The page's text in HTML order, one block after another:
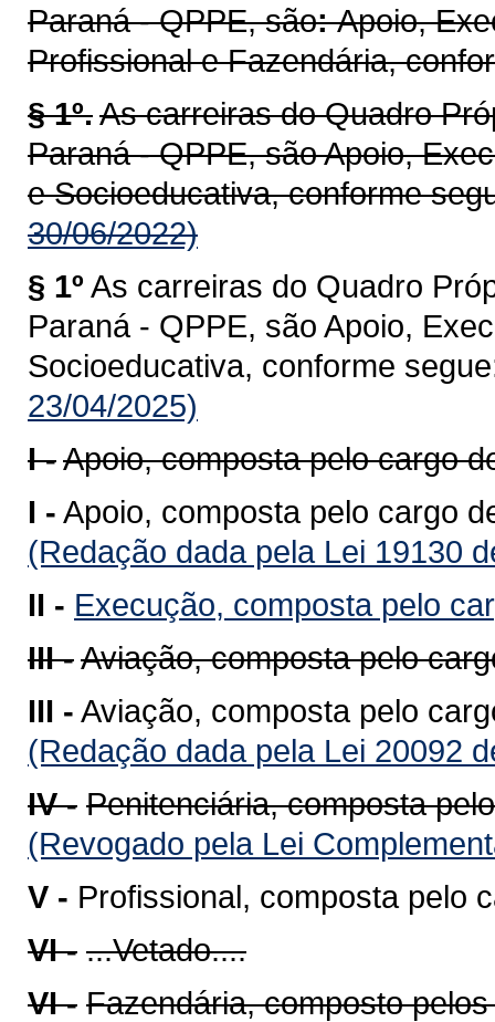
Paraná - QPPE, são:Apoio,
Profissional e Fazendária,
§ 1º.As carreiras do Quadro
Paraná - QPPE, são Apoio,
e Socioeducativa, conforme
30/06/2022)
§ 1º As carreiras do Quadro
Paraná - QPPE, são Apoio,
Socioeducativa, conforme
23/04/2025)
I -Apoio, composta pelo cargo
I - Apoio, composta pelo cargo
(Redação dada pela Lei 19130
II - Execução, composta pelo
III -Aviação, composta pelo
III - Aviação, composta pelo
(Redação dada pela Lei 20092
IV - Penitenciária, composta
(Revogado pela Lei
V - Profissional, composta pelo
VI - ...Vetado....
VI - Fazendária, composto